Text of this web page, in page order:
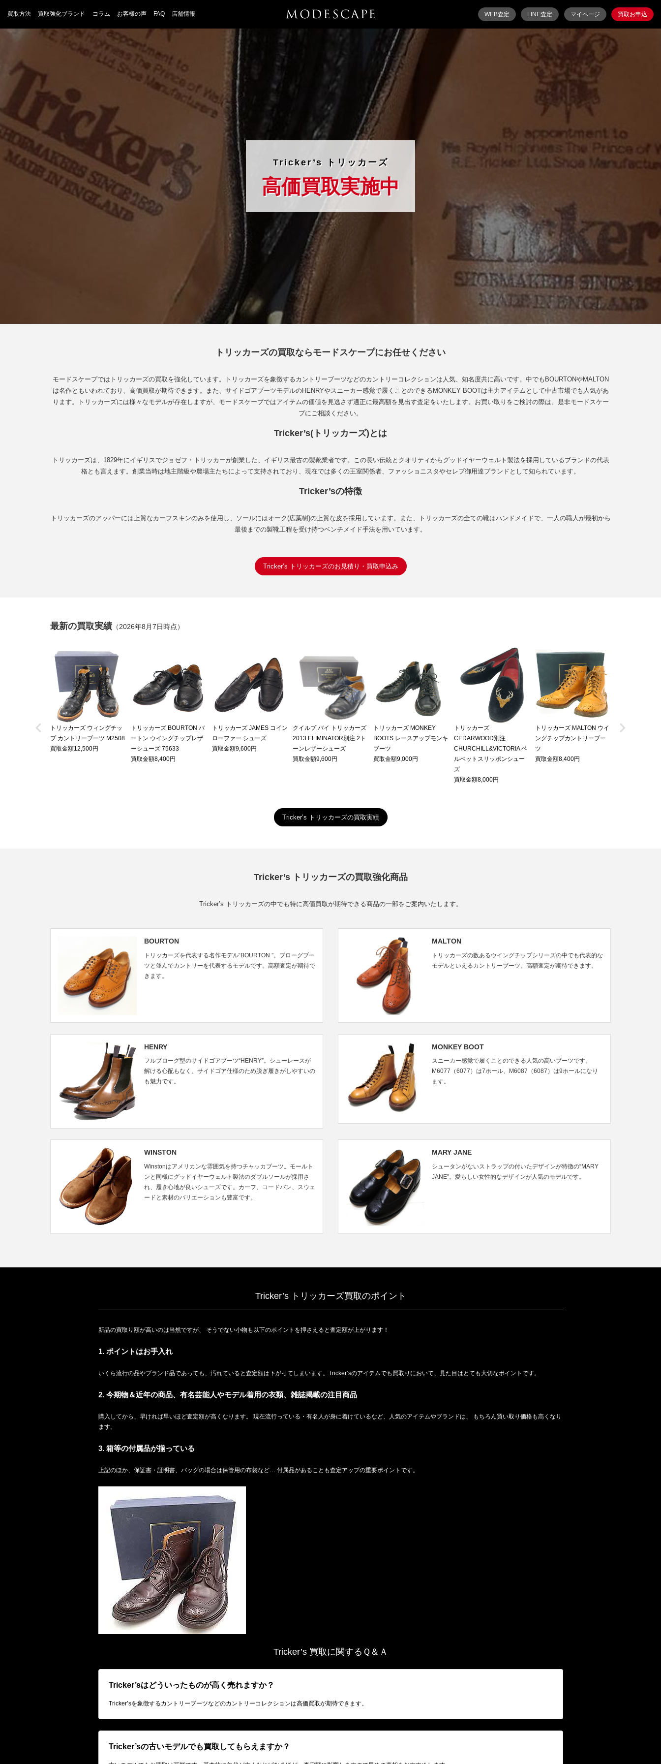
買取方法 買取強化ブランド コラム お客様の声 FAQ 店舗情報 WEB査定 LINE査定 マイページ 買取お申込
Tricker’s トリッカーズ
高価買取実施中
トリッカーズの買取ならモードスケープにお任せください
モードスケープではトリッカーズの買取を強化しています。トリッカーズを象徴するカントリーブーツなどのカントリーコレクションは人気、知名度共に高いです。中でもBOURTONやMALTON
は名作ともいわれており、高価買取が期待できます。また、サイドゴアブーツモデルのHENRYやスニーカー感覚で履くことのできるMONKEY BOOTは主力アイテムとして中古市場でも人気があ
ります。トリッカーズには様々なモデルが存在しますが、モードスケープではアイテムの価値を見逃さず適正に最高額を見出す査定をいたします。お買い取りをご検討の際は、是非モードスケー
プにご相談ください。
Tricker’s(トリッカーズ)とは
トリッカーズは、1829年にイギリスでジョゼフ・トリッカーが創業した、イギリス最古の製靴業者です。この長い伝統とクオリティからグッドイヤーウェルト製法を採用しているブランドの代表
格とも言えます。創業当時は地主階級や農場主たちによって支持されており、現在では多くの王室関係者、ファッショニスタやセレブ御用達ブランドとして知られています。
Tricker’sの特徴
トリッカーズのアッパーには上質なカーフスキンのみを使用し、ソールにはオーク(広葉樹)の上質な皮を採用しています。また、トリッカーズの全ての靴はハンドメイドで、一人の職人が最初から
最後までの製靴工程を受け持つベンチメイド手法を用いています。
Tricker’s トリッカーズのお見積り・買取申込み
最新の買取実績 （2026年8月7日時点）
トリッカーズ ウィングチッ
プ カントリーブーツ M2508
買取金額12,500円
トリッカーズ BOURTON バ
ートン ウイングチップレザ
ーシューズ 75633
買取金額8,400円
トリッカーズ JAMES コイン
ローファー シューズ
買取金額9,600円
クイルプ バイ トリッカーズ
2013 ELIMINATOR別注 2ト
ーンレザーシューズ
買取金額9,600円
トリッカーズ MONKEY
BOOTS レースアップモンキ
ブーツ
買取金額9,000円
トリッカーズ
CEDARWOOD別注
CHURCHILL&VICTORIA ベ
ルベットスリッポンシュー
ズ
買取金額8,000円
トリッカーズ MALTON ウイ
ングチップカントリーブー
ツ
買取金額8,400円
トリッカーズ
 
Tricker’s トリッカーズの買取実績
Tricker’s トリッカーズの買取強化商品
Tricker’s トリッカーズの中でも特に高価買取が期待できる商品の一部をご案内いたします。
BOURTON
トリッカーズを代表する名作モデル“BOURTON ”。ブローグブー
ツと並んでカントリーを代表するモデルです。高額査定が期待で
きます。
MALTON
トリッカーズの数あるウイングチップシリーズの中でも代表的な
モデルといえるカントリーブーツ。高額査定が期待できます。
HENRY
フルブローグ型のサイドゴアブーツ“HENRY”。シューレースが
解ける心配もなく、サイドゴア仕様のため脱ぎ履きがしやすいの
も魅力です。
MONKEY BOOT
スニーカー感覚で履くことのできる人気の高いブーツです。
M6077（6077）は7ホール、M6087（6087）は9ホールになり
ます。
WINSTON
Winstonはアメリカンな雰囲気を持つチャッカブーツ。モールト
ンと同様にグッドイヤーウェルト製法のダブルソールが採用さ
れ、履き心地が良いシューズです。カーフ、コードバン、スウェ
ードと素材のバリエーションも豊富です。
MARY JANE
シュータンがないストラップの付いたデザインが特徴の“MARY
JANE”。愛らしい女性的なデザインが人気のモデルです。
Tricker’s トリッカーズ買取のポイント
新品の買取り額が高いのは当然ですが、 そうでない小物も以下のポイントを押さえると査定額が上がります！
1. ポイントはお手入れ
いくら流行の品やブランド品であっても、汚れていると査定額は下がってしまいます。Tricker’sのアイテムでも買取りにおいて、見た目はとても大切なポイントです。
2. 今期物＆近年の商品、有名芸能人やモデル着用の衣類、雑誌掲載の注目商品
購入してから、早ければ早いほど査定額が高くなります。 現在流行っている・有名人が身に着けているなど、人気のアイテムやブランドは、 もちろん買い取り価格も高くなり
ます。
3. 箱等の付属品が揃っている
上記のほか、保証書・証明書、バッグの場合は保管用の布袋など… 付属品があることも査定アップの重要ポイントです。
Tricker’s 買取に関するＱ＆Ａ
Tricker’sはどういったものが高く売れますか？
Tricker’sを象徴するカントリーブーツなどのカントリーコレクションは高価買取が期待できます。
Tricker’sの古いモデルでも買取してもらえますか？